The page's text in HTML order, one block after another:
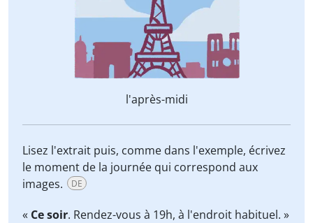
l'après-midi
Lisez l'extrait puis, comme dans l'exemple, écrivez
le moment de la journée qui correspond aux
images.
DE
« Ce soir. Rendez-vous à 19h, à l'endroit habituel. »